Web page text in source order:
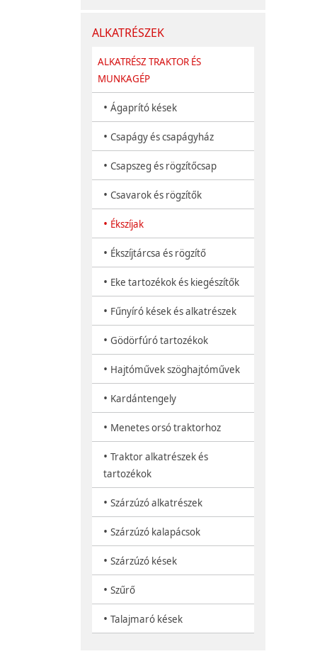
ALKATRÉSZEK
ALKATRÉSZ TRAKTOR ÉS
MUNKAGÉP
• Ágaprító kések
• Csapágy és csapágyház
• Csapszeg és rögzítőcsap
• Csavarok és rögzítők
• Ékszíjak
• Ékszíjtárcsa és rögzítő
• Eke tartozékok és kiegészítők
• Fűnyíró kések és alkatrészek
• Gödörfúró tartozékok
• Hajtóművek szöghajtóművek
• Kardántengely
• Menetes orsó traktorhoz
• Traktor alkatrészek és
tartozékok
• Szárzúzó alkatrészek
• Szárzúzó kalapácsok
• Szárzúzó kések
• Szűrő
• Talajmaró kések